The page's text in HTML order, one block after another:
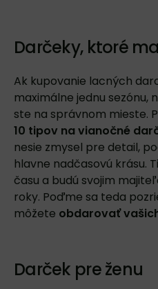
Darčeky, ktoré
Ak kupovanie lacných
maximálne jednu sezónu,
ste na správnom mieste.
10 tipov na vianočné
nesie zmysel pre detail,
hlavne nadčasovú krásu.
času a budú svojim
roky. Poďme sa teda
môžete obdarovať
Darček pre ženu